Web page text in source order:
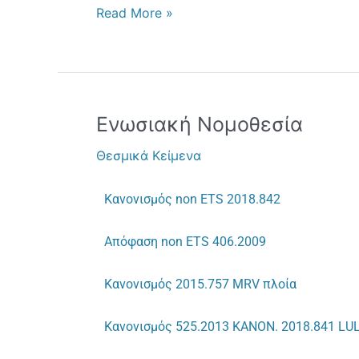
Read More »
Ενωσιακή Νομοθεσία
Θεσμικά Κείμενα
Κανονισμός non ETS 2018.842
Απόφαση non ETS 406.2009
Κανονισμός 2015.757 MRV πλοία
Κανονισμός 525.2013 KANON. 2018.841
Ενωσιακή